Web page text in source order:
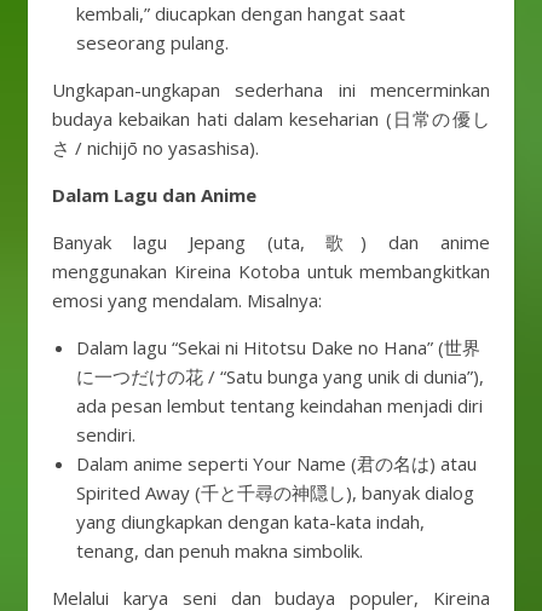
kembali,” diucapkan dengan hangat saat
seseorang pulang.
Ungkapan-ungkapan sederhana ini mencerminkan
budaya kebaikan hati dalam keseharian (日常の優し
さ / nichijō no yasashisa).
Dalam Lagu dan Anime
Banyak lagu Jepang (uta, 歌) dan anime
menggunakan Kireina Kotoba untuk membangkitkan
emosi yang mendalam. Misalnya:
Dalam lagu “Sekai ni Hitotsu Dake no Hana” (世界
に一つだけの花 / “Satu bunga yang unik di dunia”),
ada pesan lembut tentang keindahan menjadi diri
sendiri.
Dalam anime seperti Your Name (君の名は) atau
Spirited Away (千と千尋の神隠し), banyak dialog
yang diungkapkan dengan kata-kata indah,
tenang, dan penuh makna simbolik.
Melalui karya seni dan budaya populer, Kireina